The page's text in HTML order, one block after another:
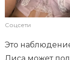
Соцсети
Это